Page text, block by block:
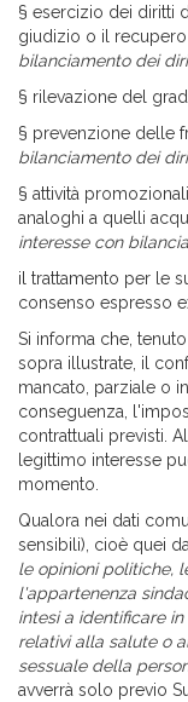
§ esercizio dei diritti
giudizio o il
bilanciamento dei
§ rilevazione del
§ prevenzione delle
bilanciamento dei
§ attività
analoghi a quelli
interesse con
il trattamento per le
consenso espresso
Si informa che,
sopra illustrate, il
mancato, parziale o
conseguenza,
contrattuali previsti.
legittimo interesse
momento.
Qualora nei dati
sensibili), cioè quei
le opinioni politiche,
l'appartenenza
intesi a identificare
relativi alla salute o
sessuale della
avverrà solo previo